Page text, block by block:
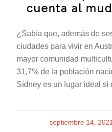
cuenta al
¿Sabía que, además de
ciudades para vivir en
mayor comunidad
31,7% de la población
Sídney es un lugar ideal
septiembre 14,
/